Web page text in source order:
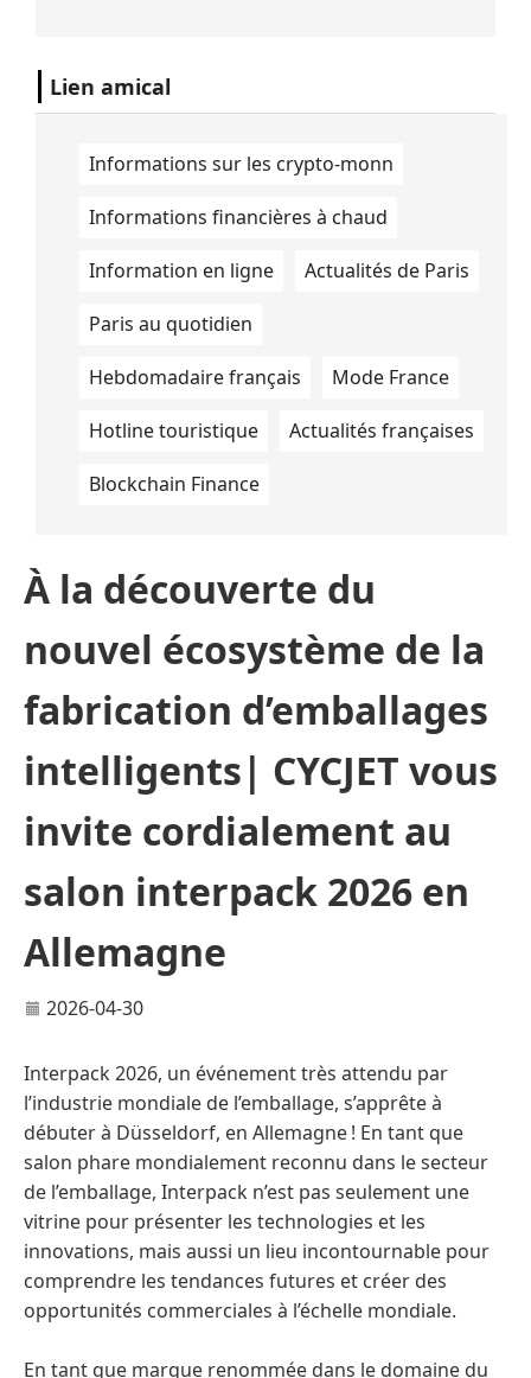
Lien amical
Informations sur les crypto-monn
Informations financières à chaud
Information en ligne Actualités de Paris
Paris au quotidien
Hebdomadaire français Mode France
Hotline touristique Actualités françaises
Blockchain Finance
À la découverte du
nouvel écosystème de la
fabrication d’emballages
intelligents| CYCJET vous
invite cordialement au
salon interpack 2026 en
Allemagne
2026-04-30
Interpack 2026, un événement très attendu par
l’industrie mondiale de l’emballage, s’apprête à
débuter à Düsseldorf, en Allemagne ! En tant que
salon phare mondialement reconnu dans le secteur
de l’emballage, Interpack n’est pas seulement une
vitrine pour présenter les technologies et les
innovations, mais aussi un lieu incontournable pour
comprendre les tendances futures et créer des
opportunités commerciales à l’échelle mondiale.
En tant que marque renommée dans le domaine du